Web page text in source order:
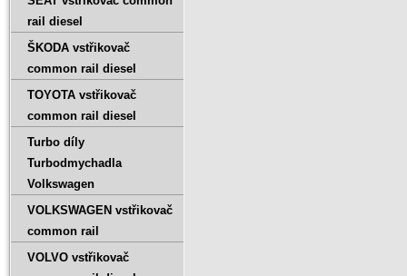
rail diesel
ŠKODA vstřikovač
common rail diesel
TOYOTA vstřikovač
common rail diesel
Turbo díly
Turbodmychadla
Volkswagen
VOLKSWAGEN vstřikovač
common rail
VOLVO vstřikovač